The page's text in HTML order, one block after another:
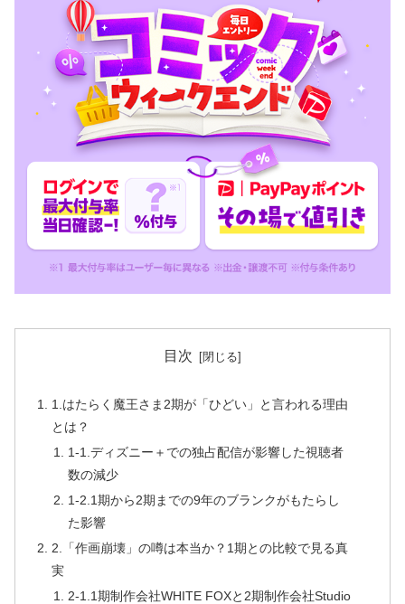
目次
1.はたらく魔王さま2期が「ひどい」と言われる理由
とは？
1-1.ディズニー＋での独占配信が影響した視聴者
数の減少
1-2.1期から2期までの9年のブランクがもたらし
た影響
2.「作画崩壊」の噂は本当か？1期との比較で見る真
実
2-1.1期制作会社WHITE FOXと2期制作会社Studio